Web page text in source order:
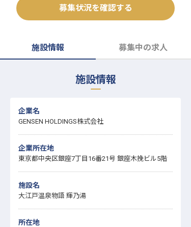
転職サポートに申し込む
採用をお考えの企業様へ
募集状況を確認する
施設情報 募集中の求人
施設情報
企業名
GENSEN HOLDINGS株式会社
企業所在地
東京都中央区銀座7丁目16番21号 銀座木挽ビル5階
施設名
大江戸温泉物語 輝乃湯
所在地